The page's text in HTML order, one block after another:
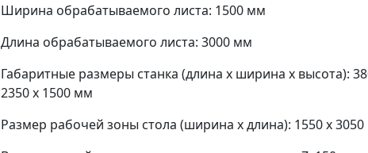
Ширина обрабатываемого листа: 1500 мм
Длина обрабатываемого листа: 3000 мм
Габаритные размеры станка (длина x ширина x высота):
2350 x 1500 мм
Размер рабочей зоны стола (ширина x длина): 1550 x